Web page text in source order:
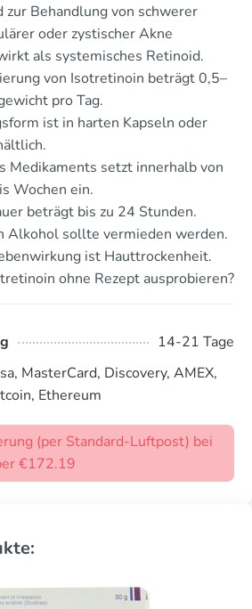
Behandlung von schwerer
oder zystischer Akne
als systemisches Retinoid.
von Isotretinoin beträgt 0,5–
pro Tag.
ist in harten Kapseln oder
Medikaments setzt innerhalb von
Wochen ein.
beträgt bis zu 24 Stunden.
Alkohol sollte vermieden werden.
ist Hauttrockenheit.
ohne Rezept ausprobieren?
14-21 Tage
MasterCard, Discovery, AMEX,
Ethereum
(per Standard-Luftpost) bei
€172.19